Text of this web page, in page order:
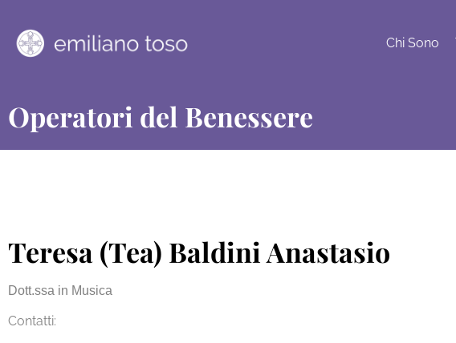
Chi Sono
Operatori del Benessere
Teresa (Tea) Baldini Anastasio
Dott.ssa in Musica
Contatti: